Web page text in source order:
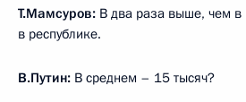
Т.Мамсуров: В два раза выше, чем
в республике.
В.Путин: В среднем – 15 тысяч?